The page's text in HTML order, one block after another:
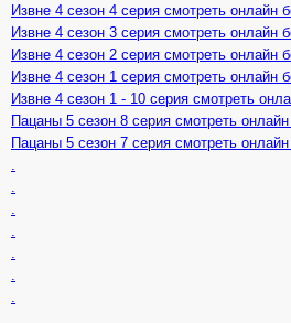
Извне 4 сезон 4 серия смотреть онлайн
Извне 4 сезон 3 серия смотреть онлайн
Извне 4 сезон 2 серия смотреть онлайн
Извне 4 сезон 1 серия смотреть онлайн
Извне 4 сезон 1 - 10 серия смотреть
Пацаны 5 сезон 8 серия смотреть
Пацаны 5 сезон 7 серия смотреть